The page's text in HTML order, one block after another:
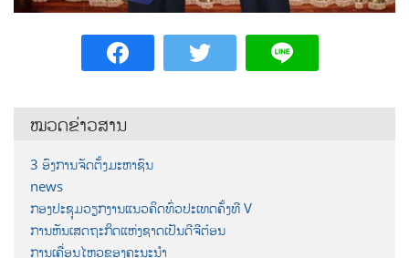
ໝວດຂ່າວສານ
3 ອົງການຈັດຕັ້ງມະຫາຊົນ
news
ກອງປະຊຸມວຽກງານແນວຄິດທົ່ວປະເທດຄັ້ງທີ V
ການຫັນເສດຖະກິດແຫ່ງຊາດເປັນດີຈີຕ໋ອນ
ການເຄື່ອນໄຫວຂອງຄະນະນຳ